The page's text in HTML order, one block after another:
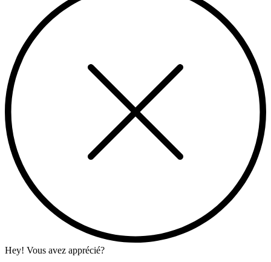
Hey! Vous avez apprécié?